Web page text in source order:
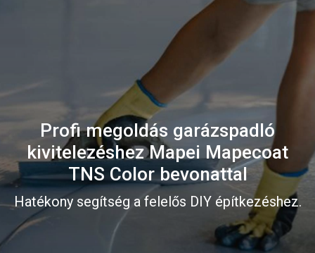
Profi megoldás garázspadló
kivitelezéshez Mapei Mapecoat
TNS Color bevonattal
Hatékony segítség a felelős DIY építkezéshez.